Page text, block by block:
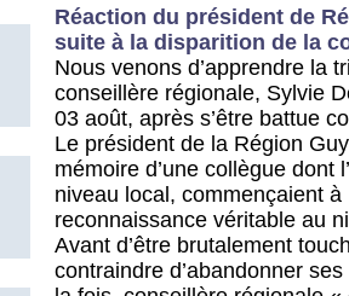
Réaction du président de
suite à la disparition de la
Nous venons d’apprendre la
conseillère régionale, Sylvie
03 août, après s’être battue
Le président de la Région
mémoire d’une collègue dont
niveau local, commençaient
reconnaissance véritable au
Avant d’être brutalement
contraindre d’abandonner